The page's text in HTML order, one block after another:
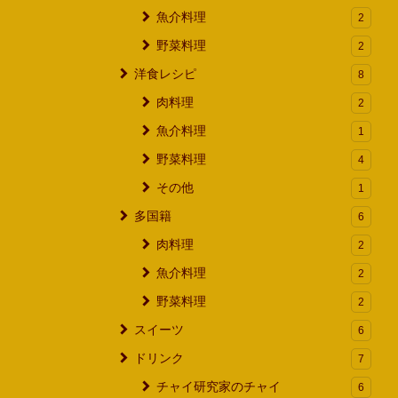
魚介料理 2
野菜料理 2
洋食レシピ 8
肉料理 2
魚介料理 1
野菜料理 4
その他 1
多国籍 6
肉料理 2
魚介料理 2
野菜料理 2
スイーツ 6
ドリンク 7
チャイ研究家のチャイ 6